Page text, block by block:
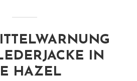
IN
HAZEL